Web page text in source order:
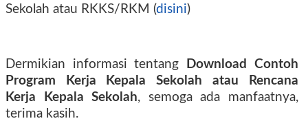
Sekolah atau RKKS/RKM (disini)
Dermikian informasi tentang
Download Contoh
Program Kerja Kepala Sekolah atau Rencana
Kerja Kepala Sekolah, semoga ada manfaatnya,
terima kasih.